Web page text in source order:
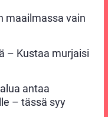
maailmassa vain
– Kustaa murjaisi
antaa
– tässä syy